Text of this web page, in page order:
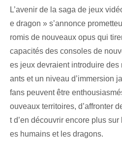
L’avenir de la saga de jeux
e dragon » s’annonce
romis de nouveaux opus qui
capacités des consoles de
es jeux devraient introduire
ants et un niveau d’immersion
fans peuvent être
ouveaux territoires, d’affronter
t d’en découvrir encore plus sur
es humains et les dragons.